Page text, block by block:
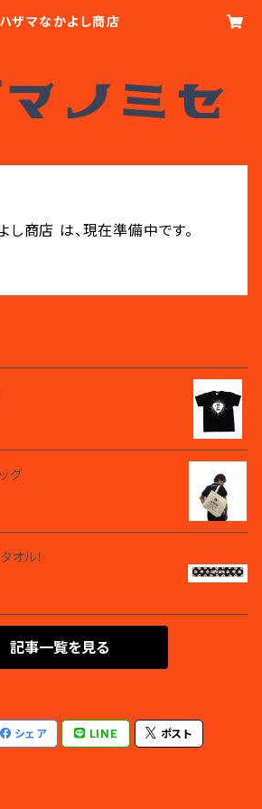
ハザマなかよし商店
し商店 は、現在準備中です。
グ
オル！
記事一覧を見る
シェア LINE ポスト